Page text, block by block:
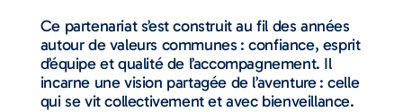
Ce partenariat s’est construit au fil des années
autour de valeurs communes : confiance, esprit
d’équipe et qualité de l’accompagnement. Il
incarne une vision partagée de l’aventure : celle
qui se vit collectivement et avec bienveillance.